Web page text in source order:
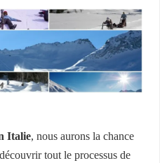
Italie, nous aurons la chance
tout le processus de